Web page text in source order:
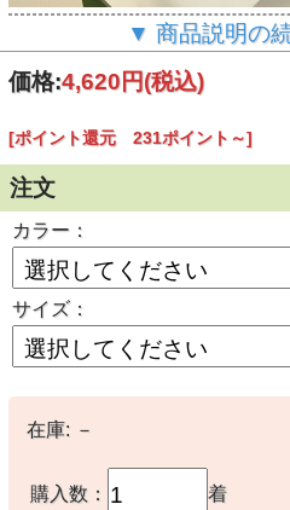
▼ 商品説明の
価格:4,620円(税込)
[ポイント還元 231ポイント～]
注文
カラー：
サイズ：
在庫: －
購入数： 着